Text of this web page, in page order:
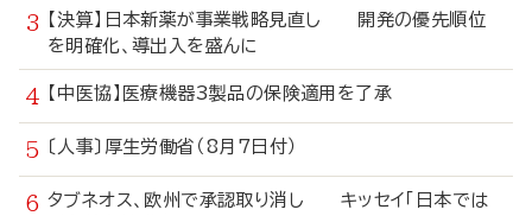
【決算】日本新薬が事業戦略見直し 開発の優先順位
を明確化、導出入を盛んに
【中医協】医療機器3製品の保険適用を了承
〔人事〕厚生労働省（8月7日付）
タブネオス、欧州で承認取り消し キッセイ「日本では